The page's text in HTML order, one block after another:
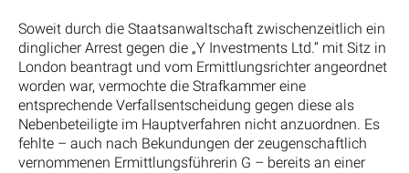
Soweit durch die Staatsanwaltschaft zwischenzeitlich ein
dinglicher Arrest gegen die „Y Investments Ltd.“ mit Sitz in
London beantragt und vom Ermittlungsrichter angeordnet
worden war, vermochte die Strafkammer eine
entsprechende Verfallsentscheidung gegen diese als
Nebenbeteiligte im Hauptverfahren nicht anzuordnen. Es
fehlte – auch nach Bekundungen der zeugenschaftlich
vernommenen Ermittlungsführerin G – bereits an einer